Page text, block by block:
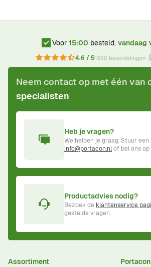
Voor 15:00 besteld, vandaag
4.6 / 51350 beoordelingen
Neem contact op met één van
specialisten
Heb je vragen?
We helpen je graag. Stuur een
info@portacon.nlof bel ons op
Productadvies nodig?
Bezoek de klantenservice
gestelde vragen.
Assortiment
Portacon